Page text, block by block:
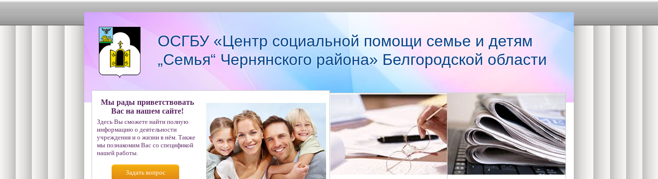
ОСГБУ «Центр социальной помощи семье и детям
„Семья“ Чернянского района» Белгородской области
Мы рады приветствовать
Вас на нашем сайте!
Здесь Вы сможете найти полную
информацию о деятельности
учреждения и о жизни в нём. Также
мы познакомим Вас со спецификой
нашей работы.
Задать вопрос